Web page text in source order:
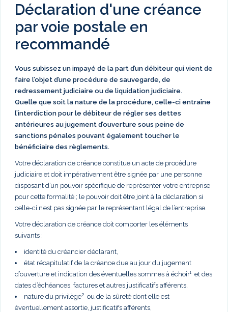
Déclaration d'une créance
par voie postale en
recommandé
Vous subissez un impayé de la part d’un débiteur qui vient de
faire l’objet d’une procédure de sauvegarde, de
redressement judiciaire ou de liquidation judiciaire.
Quelle que soit la nature de la procédure, celle-ci entraîne
l’interdiction pour le débiteur de régler ses dettes
antérieures au jugement d’ouverture sous peine de
sanctions pénales pouvant également toucher le
bénéficiaire des règlements.
Votre déclaration de créance constitue un acte de procédure
judiciaire et doit impérativement être signée par une personne
disposant d’un pouvoir spécifique de représenter votre entreprise
pour cette formalité ; le pouvoir doit être joint à la déclaration si
celle-ci n’est pas signée par le représentant légal de l’entreprise.
Votre déclaration de créance doit comporter les éléments
suivants :
identité du créancier déclarant,
état récapitulatif de la créance due au jour du jugement
d’ouverture et indication des éventuelles sommes à échoir¹ et des
dates d’échéances, factures et autres justificatifs afférents,
nature du privilège² ou de la sûreté dont elle est
éventuellement assortie, justificatifs afférents,